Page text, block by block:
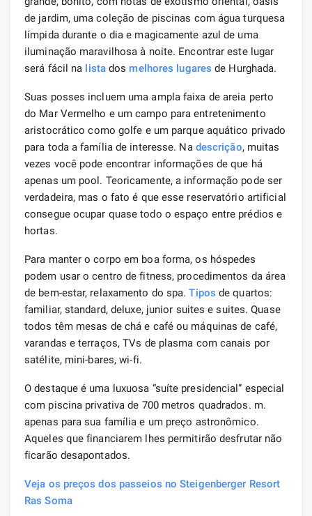
de jardim, uma coleção de piscinas com água turquesa
límpida durante o dia e magicamente azul de uma
iluminação maravilhosa à noite. Encontrar este lugar
será fácil na listados melhores lugares de Hurghada.
Suas posses incluem uma ampla faixa de areia perto
do Mar Vermelho e um campo para entretenimento
aristocrático como golfe e um parque aquático privado
para toda a família de interesse. Na descrição, muitas
vezes você pode encontrar informações de que há
apenas um pool. Teoricamente, a informação pode ser
verdadeira, mas o fato é que esse reservatório artificial
consegue ocupar quase todo o espaço entre prédios e
hortas.
Para manter o corpo em boa forma, os hóspedes
podem usar o centro de fitness, procedimentos da área
de bem-estar, relaxamento do spa.Tipos de quartos:
familiar, standard, deluxe, junior suites e suites. Quase
todos têm mesas de chá e café ou máquinas de café,
varandas e terraços, TVs de plasma com canais por
satélite, mini-bares, wi-fi.
O destaque é uma luxuosa “suíte presidencial” especial
com piscina privativa de 700 metros quadrados. m.
apenas para sua família e um preço astronômico.
Aqueles que financiarem lhes permitirão desfrutar não
ficarão desapontados.
Veja os preços dos passeios no Steigenberger Resort
Ras Soma